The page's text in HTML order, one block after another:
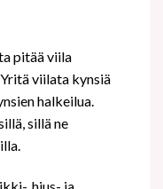
pitää viila
viilata kynsiä
halkeilua.
sillä ne
, hius- ja